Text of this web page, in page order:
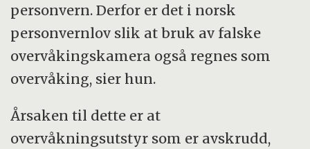
personvern. Derfor er det i norsk
personvernlov slik at bruk av falske
overvåkingskamera også regnes som
overvåking, sier hun.
Årsaken til dette er at
overvåkningsutstyr som er avskrudd,